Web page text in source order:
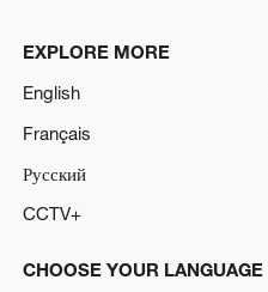
EXPLORE MORE
English
Français
Русский
CCTV+
CHOOSE YOUR LANGUAGE